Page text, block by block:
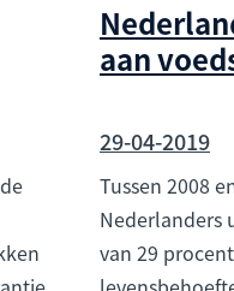
aan
29-04-2019
Tussen 2008
Nederlanders
van 29